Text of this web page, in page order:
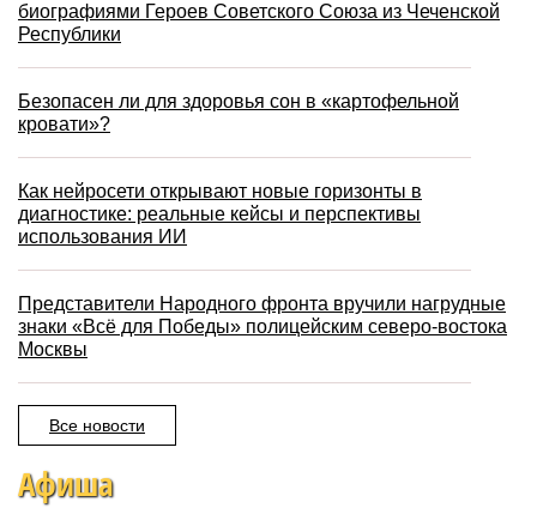
биографиями Героев Советского Союза из Чеченской
Республики
Безопасен ли для здоровья сон в «картофельной
кровати»?
Как нейросети открывают новые горизонты в
диагностике: реальные кейсы и перспективы
использования ИИ
Представители Народного фронта вручили нагрудные
знаки «Всё для Победы» полицейским северо-востока
Москвы
Все новости
Афиша